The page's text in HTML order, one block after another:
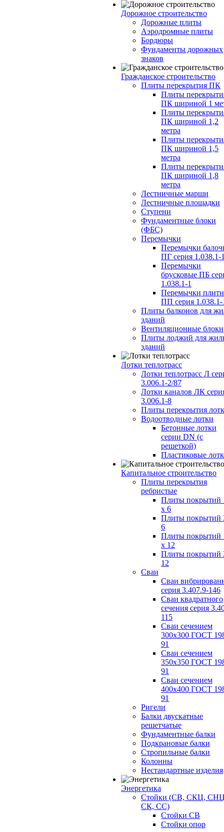
Дорожное строительство
Дорожные плиты
Аэродромные плиты
Бордюры
Фундаменты дорожных
знаков
Гражданское строительство
Плиты перекрытия ПК
Плиты
ПК шириной 1
Плиты
ПК шириной 1,2
метра
Плиты
ПК шириной 1,5
метра
Плиты
ПК шириной 1,8
метра
Лестничные марши
Лестничные площадки
Ступени
Фундаментные блоки
(ФБС)
Перемычки
Перемычки
ПГ серия 1.038.1-
Перемычки
брусковые ПБ
1.038.1-1
Перемычки
ПП серия 1.038.1-
Плиты балконов для
зданий
Вентиляционные блоки
Плиты лоджий для
зданий
Лотки теплотрасс
Лотки теплотрасс Л
3.006.1-2/87
Лотки каналов ЛК
3.006.1-8
Плиты перекрытия
Водоотводные лотки
Бетонные лотки
серии DN (с
решеткой)
Пластиковые
Капитальное строительство
Плиты перекрытия
ребристые
Плиты покрытий
x 6
Плиты покрытий
6
Плиты покрытий
x 12
Плиты покрытий
12
Сваи
Сваи
серия 3.407.9-146
Сваи квадратного
сечения серия
115
Сваи сечением
300х300 ГОСТ
91
Сваи сечением
350х350 ГОСТ
91
Сваи сечением
400х400 ГОСТ
91
Ригели
Балки двускатные
решетчатые
Фундаментные балки
Подкрановые балки
Стропильные балки
Колонны
Нестандартные изделия
Энергетика
Стойки (СВ, СКЦ,
СК, СС)
Стойки СВ
Стойки опор